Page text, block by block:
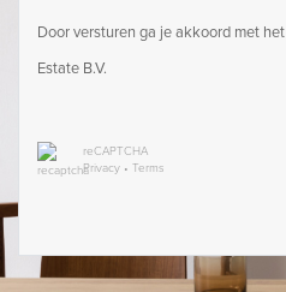
Door versturen ga je akkoord met het
Estate B.V.
reCAPTCHA
Privacy • Terms